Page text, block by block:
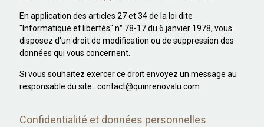
En application des articles 27 et 34 de la loi dite
"Informatique et libertés" n° 78-17 du 6 janvier 1978, vous
disposez d'un droit de modification ou de suppression des
données qui vous concernent.
Si vous souhaitez exercer ce droit envoyez un message au
responsable du site : contact@quinrenovalu.com
Confidentialité et données personnelles